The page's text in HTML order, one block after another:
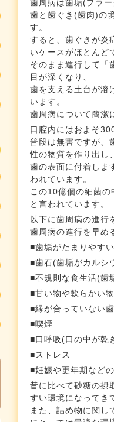
歯周病は歯垢(プラ
歯と歯ぐき(歯肉)の
す。
すると、歯ぐきが炎
いケースがほとんど
そのまま進行して「
目が深くなり、
歯を支える土台が溶
います。
歯周病について簡潔
口腔内にはおよそ
普段は無害ですが、
性の物質を作り出し、
歯の表面に付着しま
われています。
この10億個の細菌
と言われています。
以下に歯周病の進行
歯周病の進行を早め
■歯垢がたまりやす
■歯石(歯垢がカルシ
■不規則な食生活(歯
■甘い物や軟らかい
■縁が合っていない
■喫煙
■口呼吸(口の中が乾
■ストレス
■妊娠や更年期など
昔に比べて砂糖の摂
すい環境になってき
また、詰め物に関し